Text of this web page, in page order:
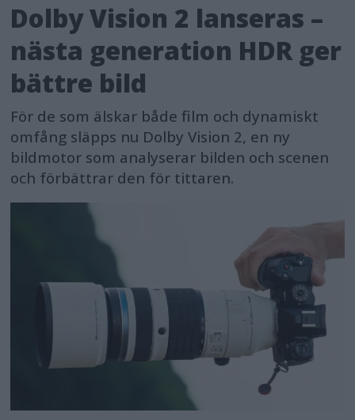
Dolby Vision 2 lanseras –
nästa generation HDR ger
bättre bild
För de som älskar både film och dynamiskt
omfång släpps nu Dolby Vision 2, en ny
bildmotor som analyserar bilden och scenen
och förbättrar den för tittaren.